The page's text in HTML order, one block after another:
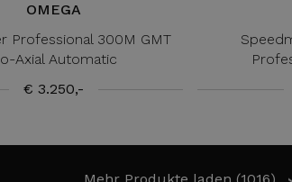
OMEGA
Professional 300M GMT
Axial Automatic
€ 3.250,-